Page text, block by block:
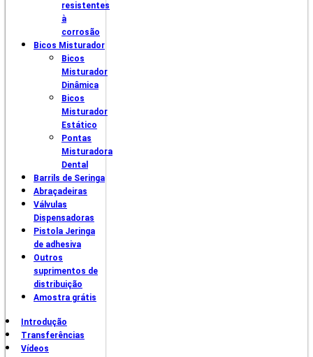
resistentes
à
corrosão
Bicos Misturador
Bicos
Misturador
Dinâmica
Bicos
Misturador
Estático
Pontas
Misturadora
Dental
Barrils de Seringa
Abraçadeiras
Válvulas
Dispensadoras
Pistola Jeringa
de adhesiva
Outros
suprimentos de
distribuição
Amostra grátis
Introdução
Transferências
Vídeos